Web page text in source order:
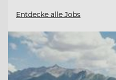
Entdecke alle Jobs